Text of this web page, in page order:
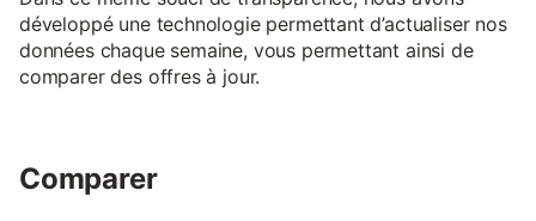
développé une technologie permettant d’actualiser nos
données chaque semaine, vous permettant ainsi de
comparer des offres à jour.
Comparer